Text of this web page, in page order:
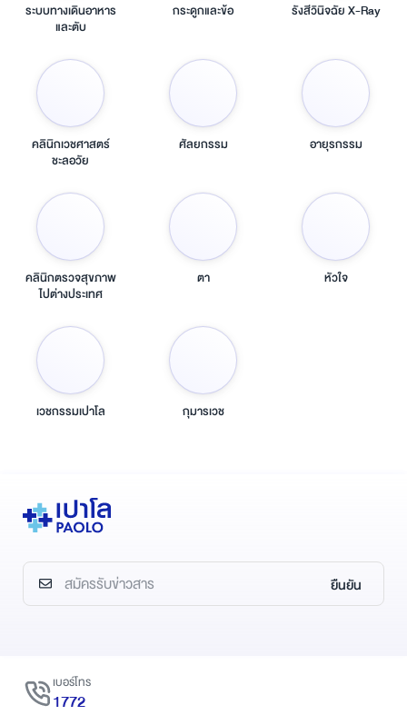
ระบบทางเดินอาหาร
และตับ
กระดูกและข้อ รังสีวินิจฉัย X-Ray
คลินิกเวชศาสตร์
ชะลอวัย
ศัลยกรรม อายุรกรรม
คลินิกตรวจสุขภาพ
ไปต่างประเทศ
ตา หัวใจ
เวชกรรมเปาโล กุมารเวช
ยืนยัน
เบอร์โทร
1772